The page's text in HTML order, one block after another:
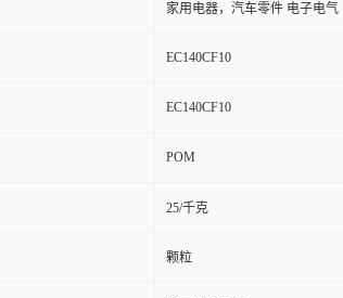
家用电器，汽车零件 电子电气
EC140CF10
EC140CF10
POM
25/千克
颗粒